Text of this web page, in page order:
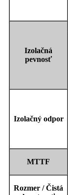
Izolačná
pevnosť
Izolačný odpor
MTTF
Rozmer / Čistá